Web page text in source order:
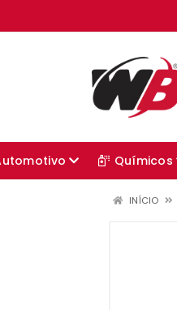
Químicos
INÍCIO